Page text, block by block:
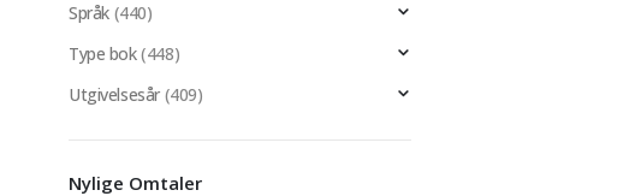
Språk (440)
Type bok(448)
Utgivelsesår (409)
Nylige Omtaler